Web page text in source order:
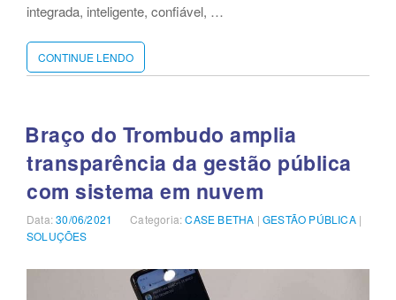
integrada, inteligente, confiável, …
CONTINUE LENDO
DIGITAL:
COMPLETO
PARA
UMA
GESTÃO
MODERNA
EFICIENTE”
Braço do Trombudo amplia
transparência da gestão pública
com sistema em nuvem
Data:Publicado
em
30/06/2021 Categoria:Categorias
CASE BETHA |GESTÃO PÚBLICA|
SOLUÇÕES